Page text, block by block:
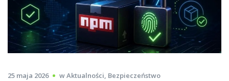
25 maja 2026 wAktualności, Bezpieczeństwo